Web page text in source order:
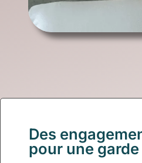
Des
pour une